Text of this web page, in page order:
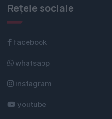
Rețele sociale
facebook
whatsapp
instagram
youtube